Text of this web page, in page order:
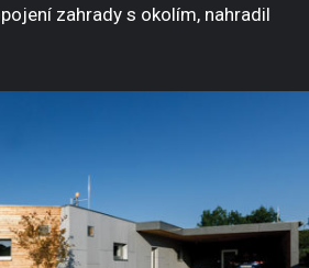
zahrady s okolím, nahradil